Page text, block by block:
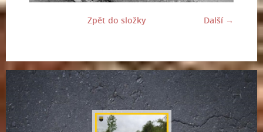
Další →
Zpět do složky